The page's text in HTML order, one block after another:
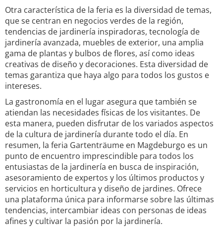
Otra característica de la feria es la diversidad de temas,
que se centran en negocios verdes de la región,
tendencias de jardinería inspiradoras, tecnología de
jardinería avanzada, muebles de exterior, una amplia
gama de plantas y bulbos de flores, así como ideas
creativas de diseño y decoraciones. Esta diversidad de
temas garantiza que haya algo para todos los gustos e
intereses.
La gastronomía en el lugar asegura que también se
atiendan las necesidades físicas de los visitantes. De
esta manera, pueden disfrutar de los variados aspectos
de la cultura de jardinería durante todo el día. En
resumen, la feria Gartenträume en Magdeburgo es un
punto de encuentro imprescindible para todos los
entusiastas de la jardinería en busca de inspiración,
asesoramiento de expertos y los últimos productos y
servicios en horticultura y diseño de jardines. Ofrece
una plataforma única para informarse sobre las últimas
tendencias, intercambiar ideas con personas de ideas
afines y cultivar la pasión por la jardinería.